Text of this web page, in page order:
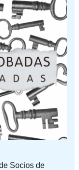
Socios de